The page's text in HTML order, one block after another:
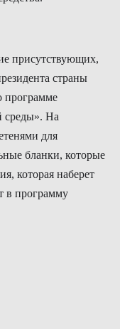
присутствующих,
страны
программе
среды». На
для
бланки, которые
которая наберет
в программу